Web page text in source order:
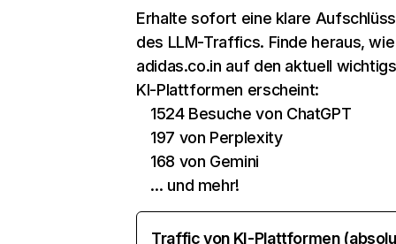
Erhalte sofort eine klare
des LLM-Traffics. Finde heraus, wie
adidas.co.in auf den aktuell
KI-Plattformen erscheint:
1524 Besuche von ChatGPT
197 von Perplexity
168 von Gemini
… und mehr!
Traffic von KI-Plattformen